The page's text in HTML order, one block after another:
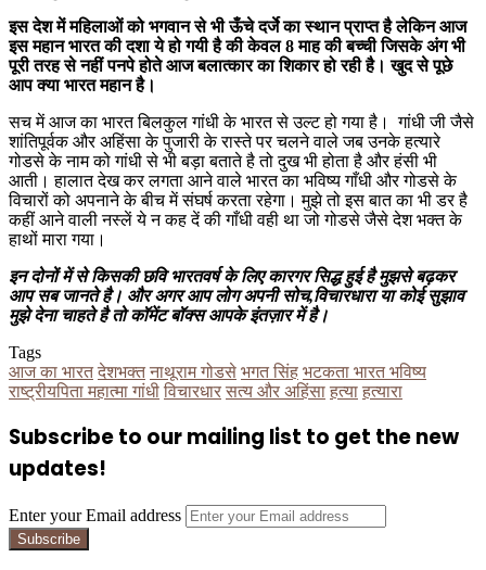
इस देश में महिलाओं को भगवान से भी ऊँचे दर्जे का स्थान प्राप्त है लेकिन आज
इस महान भारत की दशा ये हो गयी है की केवल 8 माह की बच्ची जिसके अंग भी
पूरी तरह से नहीं पनपे होते आज बलात्कार का शिकार हो रही है। खुद से पूछे
आप क्या भारत महान है।
सच में आज का भारत बिलकुल गांधी के भारत से उल्ट हो गया है। गांधी जी जैसे
शांतिपूर्वक और अहिंसा के पुजारी के रास्ते पर चलने वाले जब उनके हत्यारे
गोडसे के नाम को गांधी से भी बड़ा बताते है तो दुख भी होता है और हंसी भी
आती। हालात देख कर लगता आने वाले भारत का भविष्य गाँधी और गोडसे के
विचारों को अपनाने के बीच में संघर्ष करता रहेगा। मुझे तो इस बात का भी डर है
कहीं आने वाली नस्लें ये न कह दें की गाँधी वही था जो गोडसे जैसे देश भक्त के
हाथों मारा गया।
इन दोनों में से किसकी छवि भारतवर्ष के लिए कारगर सिद्ध हुई है मुझसे बढ़कर
आप सब जानते है। और अगर आप लोग अपनी सोच,विचारधारा या कोई सुझाव
मुझे देना चाहते है तो कॉमेंट बॉक्स आपके इंतज़ार में है।
Tags
आज का भारत देशभक्त नाथूराम गोडसे भगत सिंह भटकता भारत भविष्य
राष्ट्रीयपिता महात्मा गांधी विचारधार सत्य और अहिंसा हत्या हत्यारा
Subscribe to our mailing list to get the new
updates!
Enter your Email address